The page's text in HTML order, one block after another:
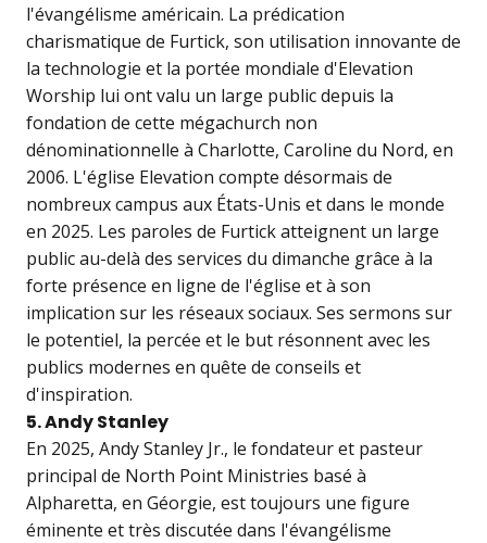
l'évangélisme américain. La prédication
charismatique de Furtick, son utilisation innovante de
la technologie et la portée mondiale d'Elevation
Worship lui ont valu un large public depuis la
fondation de cette mégachurch non
dénominationnelle à Charlotte, Caroline du Nord, en
2006. L'église Elevation compte désormais de
nombreux campus aux États-Unis et dans le monde
en 2025. Les paroles de Furtick atteignent un large
public au-delà des services du dimanche grâce à la
forte présence en ligne de l'église et à son
implication sur les réseaux sociaux. Ses sermons sur
le potentiel, la percée et le but résonnent avec les
publics modernes en quête de conseils et
d'inspiration.
5. Andy Stanley
En 2025, Andy Stanley Jr., le fondateur et pasteur
principal de North Point Ministries basé à
Alpharetta, en Géorgie, est toujours une figure
éminente et très discutée dans l'évangélisme